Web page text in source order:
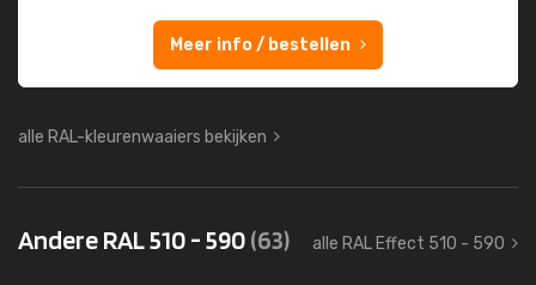
Meer info / bestellen
alle RAL-kleurenwaaiers bekijken
Andere RAL 510 - 590(63) alle RAL Effect 510 - 590